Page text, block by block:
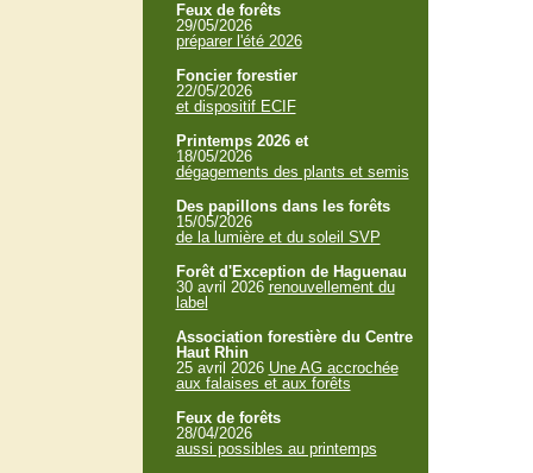
Feux de forêts
29/05/2026
préparer l'été 2026
Foncier forestier
22/05/2026
et dispositif ECIF
Printemps 2026 et
18/05/2026
dégagements des plants et semis
Des papillons dans les forêts
15/05/2026
de la lumière et du soleil SVP
Forêt d'Exception de Haguenau
30 avril 2026 renouvellement du
label
Association forestière du Centre
Haut Rhin
25 avril 2026 Une AG accrochée
aux falaises et aux forêts
Feux de forêts
28/04/2026
aussi possibles au printemps